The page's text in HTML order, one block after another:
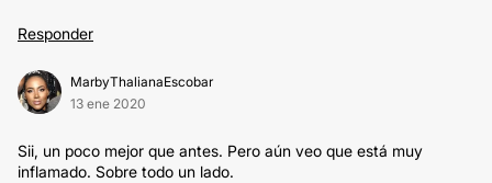
Responder
MarbyThalianaEscobar
13 ene 2020
Sii, un poco mejor que antes. Pero aún veo que está muy
inflamado. Sobre todo un lado.